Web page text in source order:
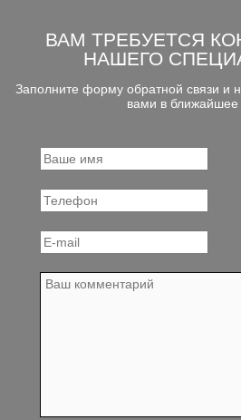
ВАМ ТРЕБУЕТСЯ
НАШЕГО
Заполните форму обратной связи и
вами в ближайшее